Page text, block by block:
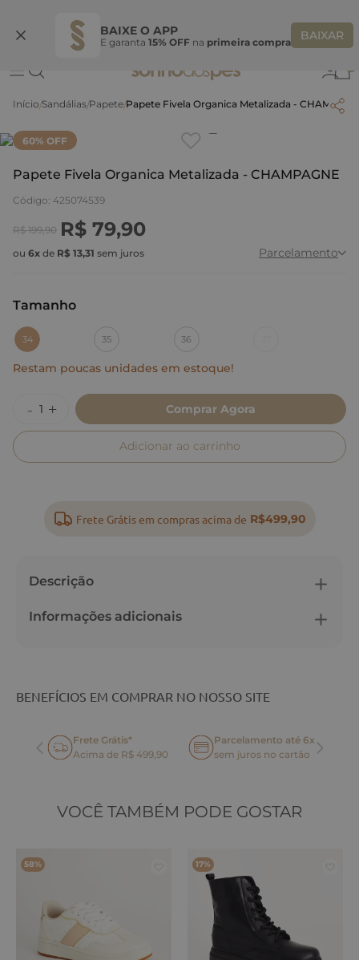
BAIXE O APP
E garanta 15% OFF na primeira compra BAIXAR
Ganhe 10% OFF na coleção utilizando o código do seu vendedor*
Sandálias Papete Papete Fivela Organica Metalizada -
60% OFF
Papete Fivela Organica Metalizada - CHAMPAGNE
Código: 425074539
R$ 199,90 R$ 79,90
ou 6x de R$ 13,31 sem juros Parcelamento
Tamanho
: 34
34 35 36
Restam poucas unidades em estoque!
Comprar Agora
Adicionar ao carrinho
Frete Grátis em compras acima de R$499,90
Descrição
Informações adicionais
BENEFÍCIOS EM COMPRAR NO NOSSO SITE
Frete Grátis*
Acima de R$ 499,90
Parcelamento até 6x
sem juros no cartão
VOCÊ TAMBÉM PODE GOSTAR
58% 17%